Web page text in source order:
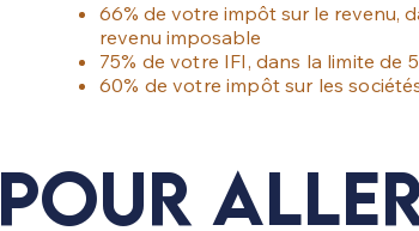
66% de votre impôt sur le revenu,
revenu imposable
75% de votre IFI, dans la limite de
60% de votre impôt sur les
Pour